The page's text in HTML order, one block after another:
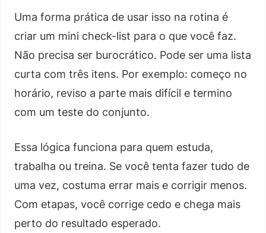
Uma forma prática de usar isso na rotina é
criar um mini check-list para o que você faz.
Não precisa ser burocrático. Pode ser uma lista
curta com três itens. Por exemplo: começo no
horário, reviso a parte mais difícil e termino
com um teste do conjunto.
Essa lógica funciona para quem estuda,
trabalha ou treina. Se você tenta fazer tudo de
uma vez, costuma errar mais e corrigir menos.
Com etapas, você corrige cedo e chega mais
perto do resultado esperado.